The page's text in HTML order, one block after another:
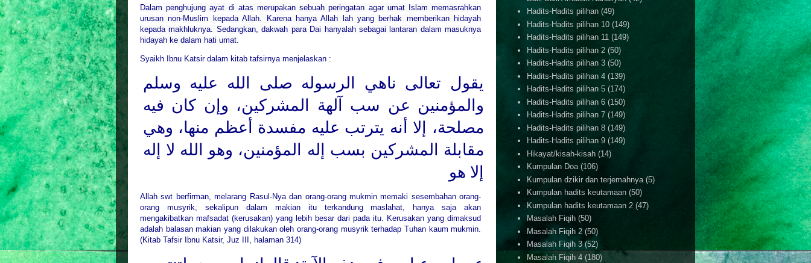
Dalam penghujung ayat di atas merupakan sebuah peringatan agar umat Islam memasrahkan
urusan non-Muslim kepada Allah. Karena hanya Allah lah yang berhak memberikan hidayah
kepada makhluknya. Sedangkan, dakwah para Dai hanyalah sebagai lantaran dalam masuknya
hidayah ke dalam hati umat.
Syaikh Ibnu Katsir dalam kitab tafsirnya menjelaskan :
يقول تعالى ناهي الرسوله صلى الله عليه وسلم
والمؤمنين عن سب آلهة المشركين، وإن كان فيه
مصلحة، إلا أنه يترتب عليه مفسدة أعظم منها، وهي
مقابلة المشركين بسب إله المؤمنين، وهو الله لا إله
إلا هو
Allah swt berfirman, melarang Rasul-Nya dan orang-orang mukmin memaki sesembahan orang-
orang musyrik, sekalipun dalam makian itu terkandung maslahat, hanya saja akan
mengakibatkan mafsadat (kerusakan) yang lebih besar dari pada itu. Kerusakan yang dimaksud
adalah balasan makian yang dilakukan oleh orang-orang musyrik terhadap Tuhan kaum mukmin.
(Kitab Tafsir Ibnu Katsir, Juz III, halaman 314)
Hadits-Hadits pilihan (49)
Hadits-Hadits pilihan 10 (149)
Hadits-Hadits pilihan 11 (149)
Hadits-Hadits pilihan 2 (50)
Hadits-Hadits pilihan 3 (50)
Hadits-Hadits pilihan 4 (139)
Hadits-Hadits pilihan 5 (174)
Hadits-Hadits pilihan 6 (150)
Hadits-Hadits pilihan 7 (149)
Hadits-Hadits pilihan 8 (149)
Hadits-Hadits pilihan 9 (149)
Hikayat/kisah-kisah (14)
Kumpulan Doa (106)
Kumpulan dzikir dan terjemahnya (5)
Kumpulan hadits keutamaan (50)
Kumpulan hadits keutamaan 2 (47)
Masalah Fiqih (50)
Masalah Fiqih 2 (50)
Masalah Fiqih 3 (52)
Masalah Fiqih 4 (180)